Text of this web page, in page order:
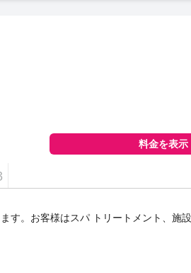
料金を表示
す。お客様はスパ トリートメント、施